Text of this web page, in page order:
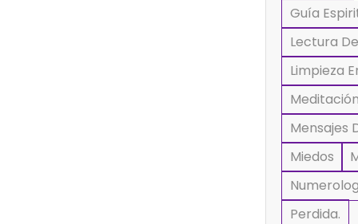
Guía
Lectura
Limpieza
Meditación
Mensajes
Miedos
Perdida.